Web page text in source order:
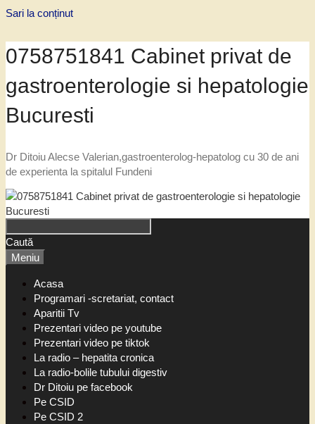
Sari la conținut
0758751841 Cabinet privat de
gastroenterologie si hepatologie
Bucuresti
Dr Ditoiu Alecse Valerian,gastroenterolog-hepatolog cu 30 de ani
de experienta la spitalul Fundeni
Caută
Meniu
Acasa
Programari -scretariat, contact
Aparitii Tv
Prezentari video pe youtube
Prezentari video pe tiktok
La radio – hepatita cronica
La radio-bolile tubului digestiv
Dr Ditoiu pe facebook
Pe CSID
Pe CSID 2